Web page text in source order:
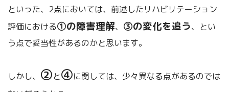
といった、2点においては、前述したリハビリテーション
評価における①の障害理解、 ③の変化を追う、とい
う点で妥当性があるのかと思います。
しかし、 ②と④に関しては、少々異なる点があるのでは